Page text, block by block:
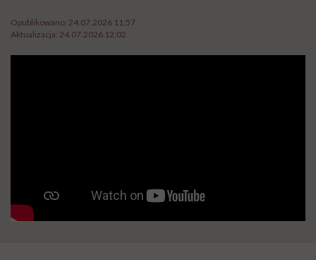
Opublikowano: 24.07.2026 11:57
Aktualizacja: 24.07.2026 12:02